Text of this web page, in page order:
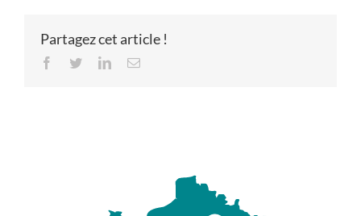
Partagez cet article !
Facebook
TwitterLinkedInEmail